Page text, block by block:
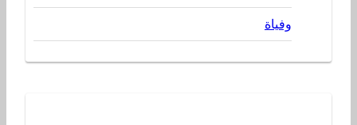
وفياة